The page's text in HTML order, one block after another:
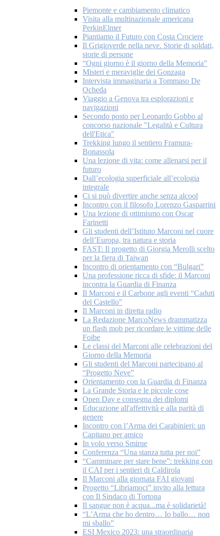
Piemonte e cambiamento climatico
Visita alla multinazionale americana
PerkinElmer
Piantiamo il Futuro con Costa Crociere
Il Grigioverde nella neve. Storie di soldati,
storie di persone
“Ogni giorno è il giorno della Memoria”
Misteri e meraviglie dei Gonzaga
Intervista immaginaria a Tommaso De
Ocheda
Viaggio a Genova tra esplorazioni e
navigazioni
Secondo posto per Leonardo Gobbo al
concorso nazionale "Legalità e Cultura
dell'Etica"
Trekking lungo il sentiero Framura-
Bonassola
Una lezione di vita: come allenarsi per il
futuro
Dall’ecologia superficiale all’ecologia
integrale
Ci si può divertire anche senza alcool
Incontro con il filosofo Lorenzo Gasparrini
Una lezione di ottimismo con Oscar
Farinetti
Gli studenti dell’Istituto Marconi nel cuore
dell’Europa, tra natura e storia
FAST: Il progetto di Giorgia Merolli scelto
per la fiera di Taiwan
Incontro di orientamento con “Bulgari”
Una professione ricca di sfide: il Marconi
incontra la Guardia di Finanza
Il Marconi e il Carbone agli eventi “Caduti
del Castello”
Il Marconi in diretta radio
La Redazione MarcoNews drammatizza
un flash mob per ricordare le vittime delle
Foibe
Le classi del Marconi alle celebrazioni del
Giorno della Memoria
Gli studenti del Marconi partecipano al
“Progetto Neve”
Orientamento con la Guardia di Finanza
La Grande Storia e le piccole cose
Open Day e consegna dei diplomi
Educazione all'affettività e alla parità di
genere
Incontro con l’Arma dei Carabinieri: un
Capitano per amico
In volo verso Smirne
Conferenza “Una stanza tutta per noi”
“Camminare per stare bene”: trekking con
il CAI per i sentieri di Caldirola
Il Marconi alla giornata FAI giovani
Progetto “Libriamoci” invito alla lettura
con Il Sindaco di Tortona
Il sangue non è acqua...ma è solidarietà!
“L’Arma che ho dentro… Io ballo… non
mi sballo”
ESI Mexico 2023: una straordinaria